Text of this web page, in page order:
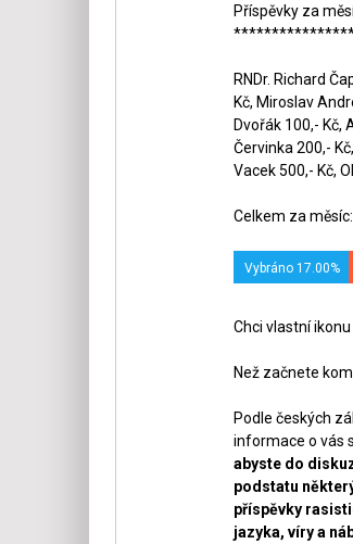
Příspěvky za
RNDr. Richard
Kč, Miroslav
Dvořák 100,- Kč,
Červinka 200,-
Vacek 500,- Kč,
Celkem za
Vybráno 17.00%
Chci vlastní
Než začnete
Podle českých
informace o vás
abyste do
podstatu
příspěvky
jazyka, víry a